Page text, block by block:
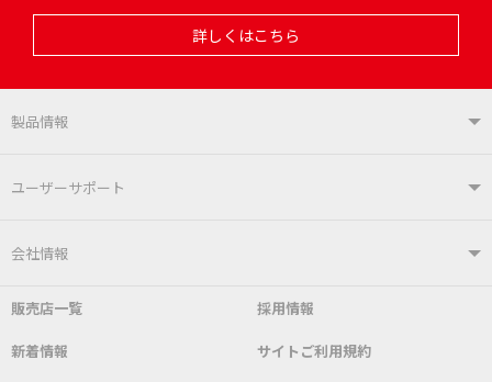
詳しくはこちら
製品情報
製品情報TOP
はんだ付けシステム
こて先 自動はんだ送り装置
ユーザーサポート
ユーザーサポートTOP
よくあるご質問 デモ機貸し出しサービス
SDS(MSDS)製品
会社情報
会社概要 社長あいさつ
販売店一覧 採用情報
新着情報 サイトご利用規約